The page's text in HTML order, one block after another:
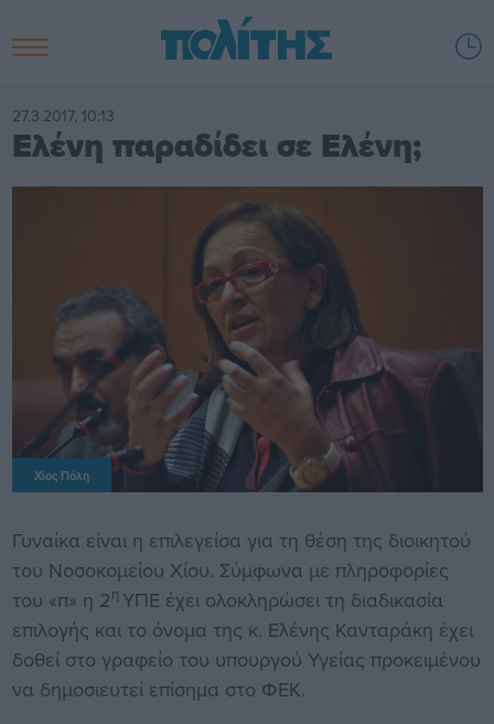
27.3.2017, 10:13
Ελένη παραδίδει σε Ελένη;
Χίος Πόλη
Γυναίκα είναι η επιλεγείσα για τη θέση της διοικητού
του Νοσοκομείου Χίου. Σύμφωνα με πληροφορίες
του «π» η 2η ΥΠΕ έχει ολοκληρώσει τη διαδικασία
επιλογής και το όνομα της κ. Ελένης Κανταράκη έχει
δοθεί στο γραφείο του υπουργού Υγείας προκειμένου
να δημοσιευτεί επίσημα στο ΦΕΚ.